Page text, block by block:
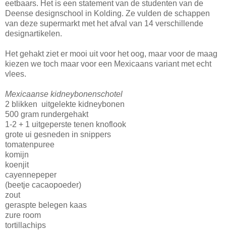
eetbaars. Het is een statement van de studenten van de
Deense designschool in Kolding. Ze vulden de schappen
van deze supermarkt met het afval van 14 verschillende
designartikelen.
Het gehakt ziet er mooi uit voor het oog, maar voor de maag
kiezen we toch maar voor een Mexicaans variant met echt
vlees.
Mexicaanse kidneybonenschotel
2 blikken uitgelekte kidneybonen
500 gram rundergehakt
1-2 + 1 uitgeperste tenen knoflook
grote ui gesneden in snippers
tomatenpuree
komijn
koenjit
cayennepeper
(beetje cacaopoeder)
zout
geraspte belegen kaas
zure room
tortillachips